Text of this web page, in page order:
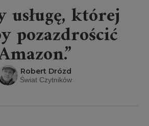
usługę, której
pozazdrościć
Robert Drózd
Świat Czytników